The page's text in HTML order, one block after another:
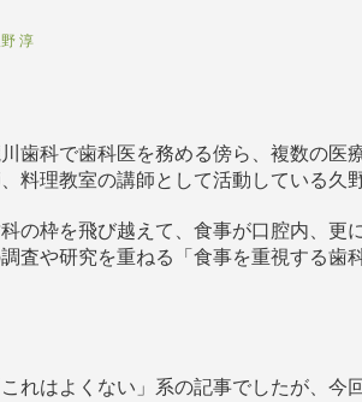
淳
歯科で歯科医を務める傍ら、複数の医
料理教室の講師として活動している久
の枠を飛び越えて、食事が口腔内、更
査や研究を重ねる「食事を重視する歯
れはよくない」系の記事でしたが、今